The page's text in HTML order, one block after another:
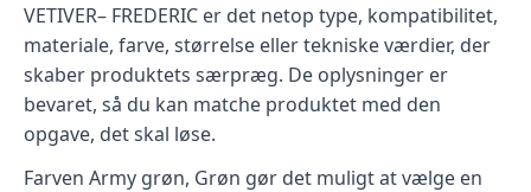
VETIVER– FREDERIC er det netop type, kompatibilitet,
materiale, farve, størrelse eller tekniske værdier, der
skaber produktets særpræg. De oplysninger er
bevaret, så du kan matche produktet med den
opgave, det skal løse.
Farven Army grøn, Grøn gør det muligt at vælge en